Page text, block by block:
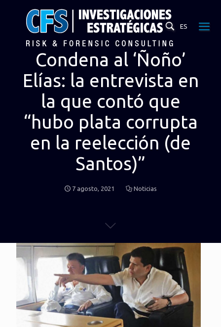
ES
Condena al ‘Ñoño’
Elías: la entrevista en
la que contó que
“hubo plata corrupta
en la reelección (de
Santos)”
7 agosto, 2021 Noticias